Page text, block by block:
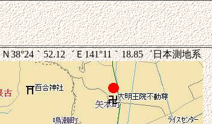
Ｎ38°24｀52.12゛Ｅ141°11｀18.85゛日本測地系